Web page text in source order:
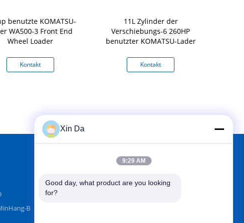
benutzte KOMATSU-
WA500-3 Front End
Wheel Loader
Kontakt
11L Zylinder der
Verschiebungs-6 260HP
benutzter KOMATSU-Lader
Kontakt
B
FINDEN SIE UNS AUF
Xin Da
9:29 AM
Good day, what product are you looking
for?